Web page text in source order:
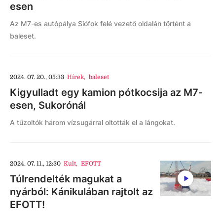
esen
Az M7-es autópálya Siófok felé vezető oldalán történt a
baleset.
2024. 07. 20., 05:33 Hírek, baleset
Kigyulladt egy kamion pótkocsija az M7-
esen, Sukorónál
A tűzoltók három vízsugárral oltották el a lángokat.
2024. 07. 11., 12:30 Kult, EFOTT
Túlrendelték magukat a
nyárból: Kánikulában rajtolt az
EFOTT!